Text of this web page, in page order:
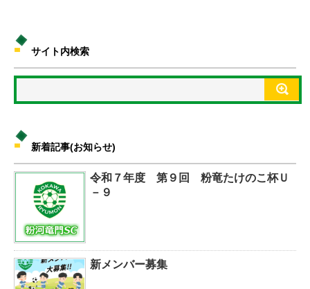
サイト内検索
新着記事(お知らせ)
令和７年度 第９回 粉竜たけのこ杯Ｕ
－９
新メンバー募集